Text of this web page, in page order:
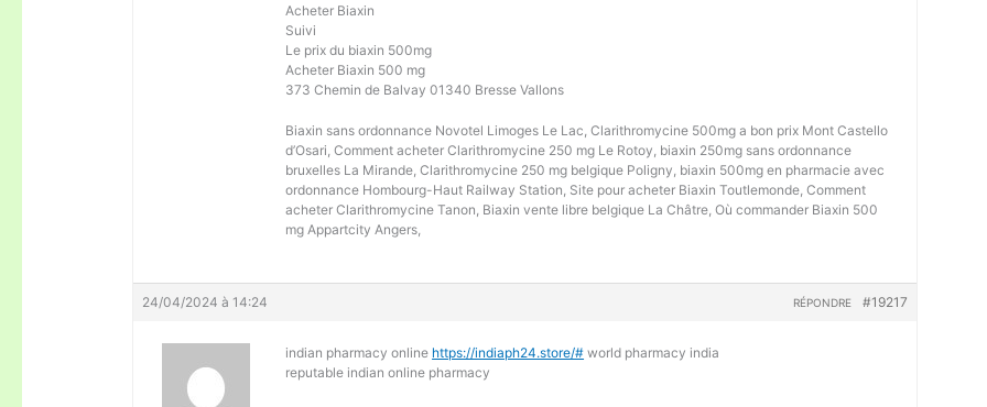
Acheter Biaxin
Suivi
Le prix du biaxin 500mg
Acheter Biaxin 500 mg
373 Chemin de Balvay 01340 Bresse Vallons
Biaxin sans ordonnance Novotel Limoges Le Lac, Clarithromycine 500mg a bon prix Mont Castello
d’Osari, Comment acheter Clarithromycine 250 mg Le Rotoy, biaxin 250mg sans ordonnance
bruxelles La Mirande, Clarithromycine 250 mg belgique Poligny, biaxin 500mg en pharmacie avec
ordonnance Hombourg-Haut Railway Station, Site pour acheter Biaxin Toutlemonde, Comment
acheter Clarithromycine Tanon, Biaxin vente libre belgique La Châtre, Où commander Biaxin 500
mg Appartcity Angers,
24/04/2024 à 14:24 #19217
RÉPONDRE
indian pharmacy online https://indiaph24.store/# world pharmacy india
reputable indian online pharmacy